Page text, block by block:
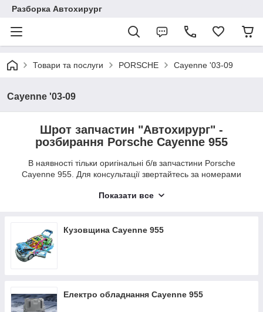
Разборка Автохирург
Товари та послуги PORSCHE Cayenne '03-09
Cayenne '03-09
Шрот запчастин "Автохирург" -
розбирання Porsche Cayenne 955
В наявності тільки оригінальні б/в запчастини Porsche
Cayenne 955. Для консультації звертайтесь за номерами
"Автохирург" робить кур'єрську доставку б/в запчастин
Оплата при отриманні товару (післяплата) або готівкою
Показати все
Кузовщина Cayenne 955
Електро обладнання Cayenne 955